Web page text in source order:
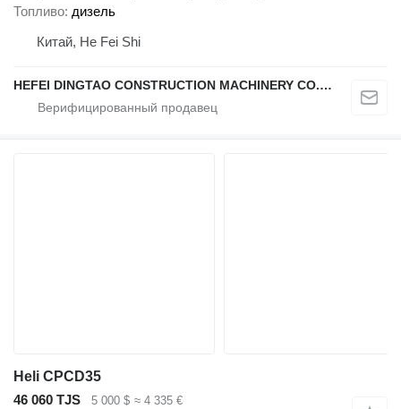
Топливо дизель
Китай, He Fei Shi
HEFEI DINGTAO CONSTRUCTION MACHINERY CO., LIMITED
Heli CPCD35
46 060 TJS
5 000 $ ≈ 4 335 €